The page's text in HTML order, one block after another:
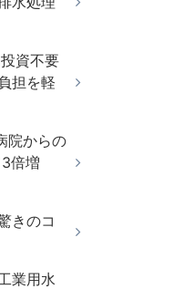
資不要
担を軽
院からの
倍増
きのコ
業用水